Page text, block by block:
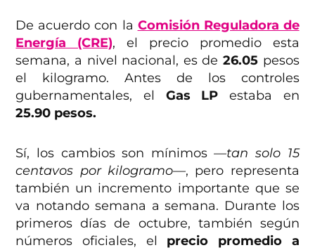
De acuerdo con la Comisión Reguladora de
Energía (CRE), el precio promedio esta
semana, a nivel nacional, es de 26.05 pesos
el kilogramo. Antes de los controles
gubernamentales, el Gas LP estaba en
25.90 pesos.
Sí, los cambios son mínimos—tan solo 15
centavos por kilogramo—, pero representa
también un incremento importante que se
va notando semana a semana. Durante los
primeros días de octubre, también según
números oficiales, el precio promedio a